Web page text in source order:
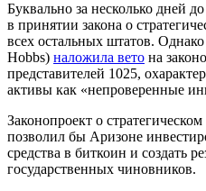
Буквально за несколько дней
в принятии закона о
всех остальных штатов.
Hobbs) наложила вето на
представителей 1025,
активы как «непроверенные
Законопроект о
позволил бы Аризоне
средства в биткоин и создать
государственных чиновников.